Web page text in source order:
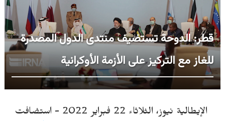
قطر: الدوحة تستضيف منتدى الدول المصدرة
للغاز مع التركيز على الأزمة الأوكرانية
الإيطالية نيوز، الثلاثاء 22 فبراير 2022 - استضافت